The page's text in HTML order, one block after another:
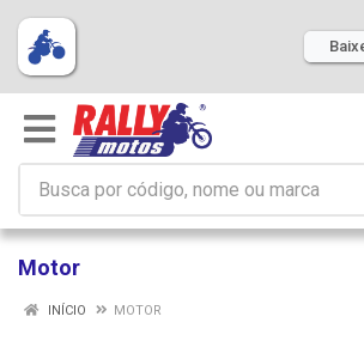
Motor
INÍCIO MOTOR